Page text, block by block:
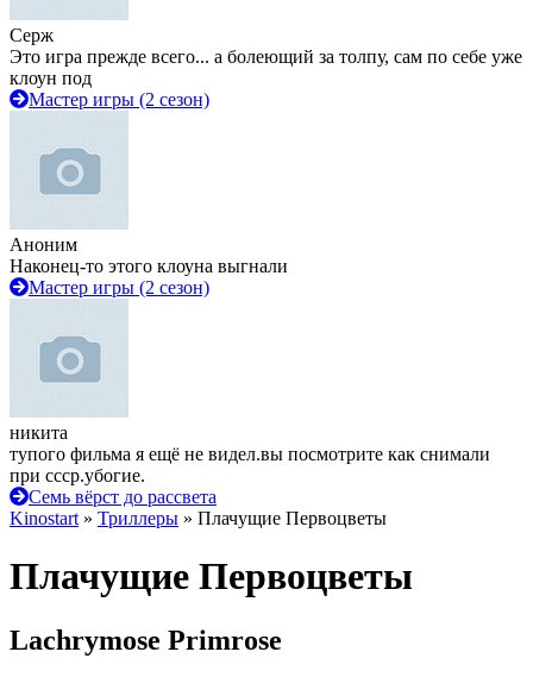
Серж
Это игра прежде всего... а болеющий за толпу, сам по себе уже
клоун под
Мастер игры (2 сезон)
Аноним
Наконец-то этого клоуна выгнали
Мастер игры (2 сезон)
никита
тупого фильма я ещё не видел.вы посмотрите как снимали
при ссср.убогие.
Семь вёрст до рассвета
Kinostart » Триллеры » Плачущие Первоцветы
Плачущие Первоцветы
Lachrymose Primrose